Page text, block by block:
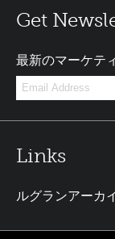
Get
最新のマーケテ
Links
ルグランアーカ